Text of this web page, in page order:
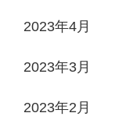
2023年4月
2023年3月
2023年2月